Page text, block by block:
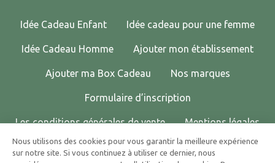
Idée Cadeau Enfant Idée cadeau pour une femme
Idée Cadeau Homme Ajouter mon établissement
Ajouter ma Box Cadeau Nos marques
Formulaire d’inscription
Les conditions générales de vente Mentions légales
Politique de confidentialité Contactez-nous !
Nous utilisons des cookies pour vous garantir la meilleure expérience
sur notre site. Si vous continuez à utiliser ce dernier, nous